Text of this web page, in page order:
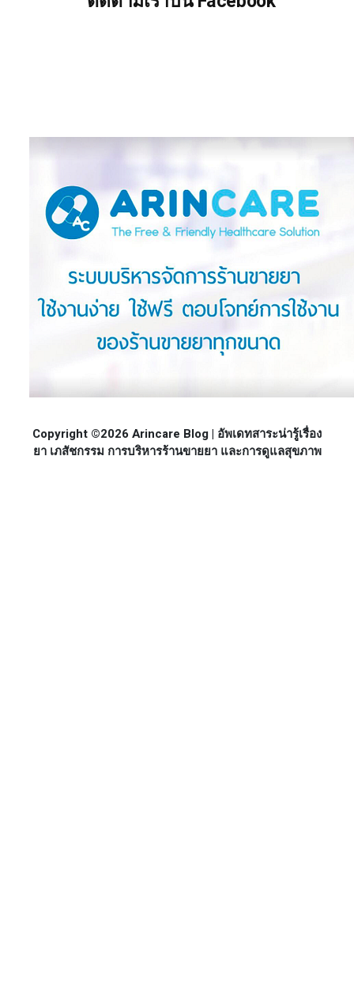
Copyright ©2026 Arincare Blog | อัพเดทสาระน่ารู้เรื่อง
ยา เภสัชกรรม การบริหารร้านขายยา และการดูแลสุขภาพ